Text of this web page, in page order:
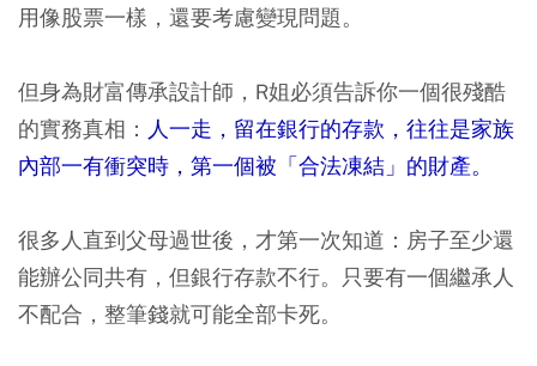
用像股票一樣，還要考慮變現問題。
但身為財富傳承設計師，R姐必須告訴你一個很殘酷
的實務真相： 人一走，留在銀行的存款，往往是家族
內部一有衝突時，第一個被「合法凍結」的財產。
很多人直到父母過世後，才第一次知道：房子至少還
能辦公同共有，但銀行存款不行。只要有一個繼承人
不配合，整筆錢就可能全部卡死。